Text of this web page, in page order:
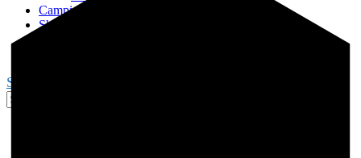
Campingplätze
Shop
Search